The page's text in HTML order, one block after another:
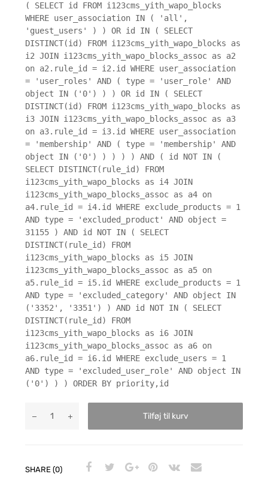
( SELECT id FROM i123cms_yith_wapo_blocks
WHERE user_association IN ( 'all',
'guest_users' ) ) OR id IN ( SELECT
DISTINCT(id) FROM i123cms_yith_wapo_blocks as
i2 JOIN i123cms_yith_wapo_blocks_assoc as a2
on a2.rule_id = i2.id WHERE user_association
= 'user_roles' AND ( type = 'user_role' AND
object IN ('0') ) ) OR id IN ( SELECT
DISTINCT(id) FROM i123cms_yith_wapo_blocks as
i3 JOIN i123cms_yith_wapo_blocks_assoc as a3
on a3.rule_id = i3.id WHERE user_association
= 'membership' AND ( type = 'membership' AND
object IN ('0') ) ) ) ) AND ( id NOT IN (
SELECT DISTINCT(rule_id) FROM
i123cms_yith_wapo_blocks as i4 JOIN
i123cms_yith_wapo_blocks_assoc as a4 on
a4.rule_id = i4.id WHERE exclude_products = 1
AND type = 'excluded_product' AND object =
31155 ) AND id NOT IN ( SELECT
DISTINCT(rule_id) FROM
i123cms_yith_wapo_blocks as i5 JOIN
i123cms_yith_wapo_blocks_assoc as a5 on
a5.rule_id = i5.id WHERE exclude_products = 1
AND type = 'excluded_category' AND object IN
('3352', '3351') ) AND id NOT IN ( SELECT
DISTINCT(rule_id) FROM
i123cms_yith_wapo_blocks as i6 JOIN
i123cms_yith_wapo_blocks_assoc as a6 on
a6.rule_id = i6.id WHERE exclude_users = 1
AND type = 'excluded_user_role' AND object IN
('0') ) ) ORDER BY priority,id
Tilføj til kurv
SHARE (0)